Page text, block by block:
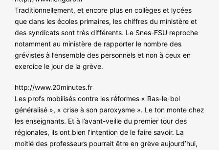
Traditionnellement, et encore plus en collèges et lycées
que dans les écoles primaires, les chiffres du ministère et
des syndicats sont très différents. Le Snes-FSU reproche
notamment au ministère de rapporter le nombre des
grévistes à l’ensemble des personnels et non à ceux en
exercice le jour de la grève.
http://www.20minutes.fr
Les profs mobilisés contre les réformes « Ras-le-bol
généralisé », « crise à son paroxysme ». Le ton monte chez
les enseignants. Et à l’avant-veille du premier tour des
régionales, ils ont bien l’intention de le faire savoir. La
moitié des professeurs pourrait être en grève aujourd’hui,